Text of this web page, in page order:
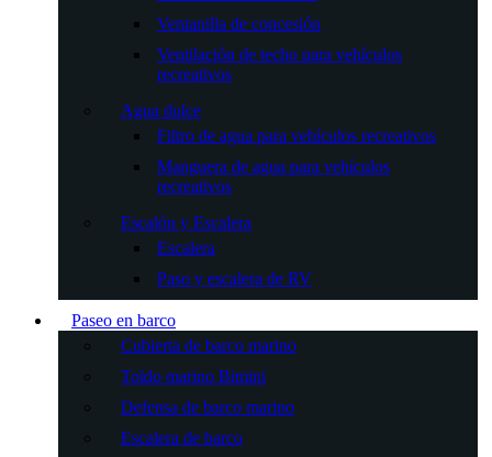
Ventanilla de concesión
Ventilación de techo para vehículos
recreativos
Agua dulce
Filtro de agua para vehículos recreativos
Manguera de agua para vehículos
recreativos
Escalón y Escalera
Escalera
Paso y escalera de RV
Paseo en barco
Cubierta de barco marino
Toldo marino Bimini
Defensa de barco marino
Escalera de barco